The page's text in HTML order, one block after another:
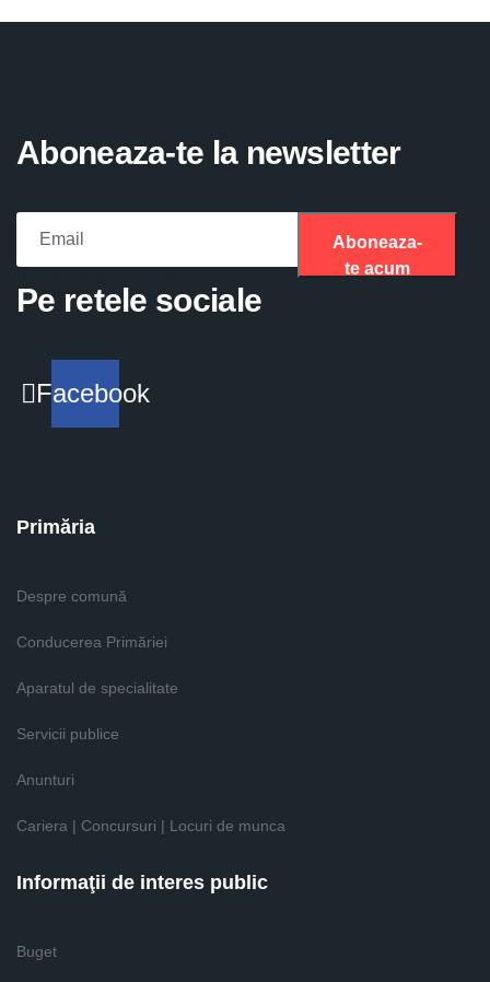
Aboneaza-te la newsletter
Aboneaza-
te acum
Pe retele sociale
Facebook
Primăria
Despre comună
Conducerea Primăriei
Aparatul de specialitate
Servicii publice
Anunturi
Cariera | Concursuri | Locuri de munca
Informaţii de interes public
Buget